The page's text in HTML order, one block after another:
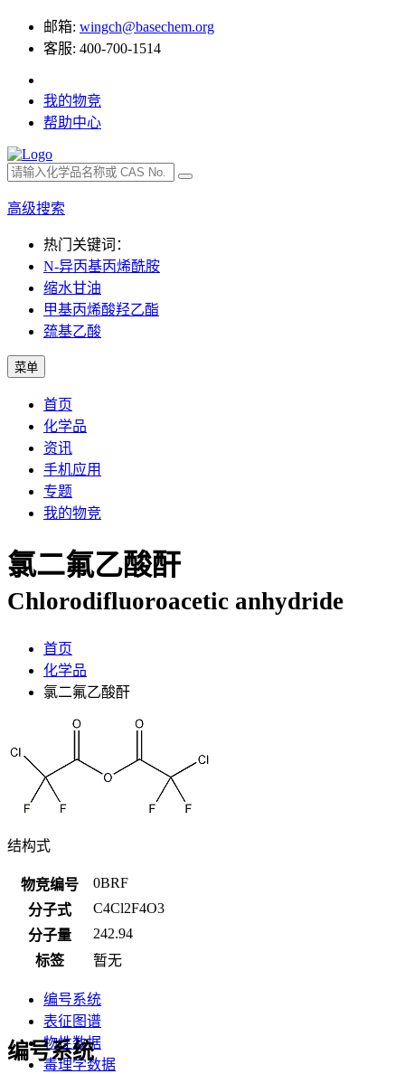
邮箱: wingch@basechem.org
客服: 400-700-1514
我的物竞
帮助中心
高级搜索
热门关键词：
N-异丙基丙烯酰胺
缩水甘油
甲基丙烯酸羟乙酯
巯基乙酸
菜单
首页
化学品
资讯
手机应用
专题
我的物竞
氯二氟乙酸酐
Chlorodifluoroacetic anhydride
首页
化学品
氯二氟乙酸酐
结构式
物竞编号
0BRF
分子式
C4Cl2F4O3
分子量
242.94
标签
暂无
编号系统
表征图谱
物性数据
毒理学数据
编号系统